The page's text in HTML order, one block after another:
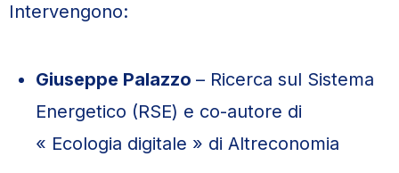
Intervengono:
Giuseppe Palazzo – Ricerca sul Sistema
Energetico (RSE) e co-autore di
« Ecologia digitale » di Altreconomia